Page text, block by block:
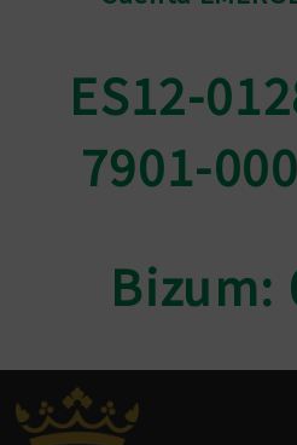
ES12-
7901-
Bizum: